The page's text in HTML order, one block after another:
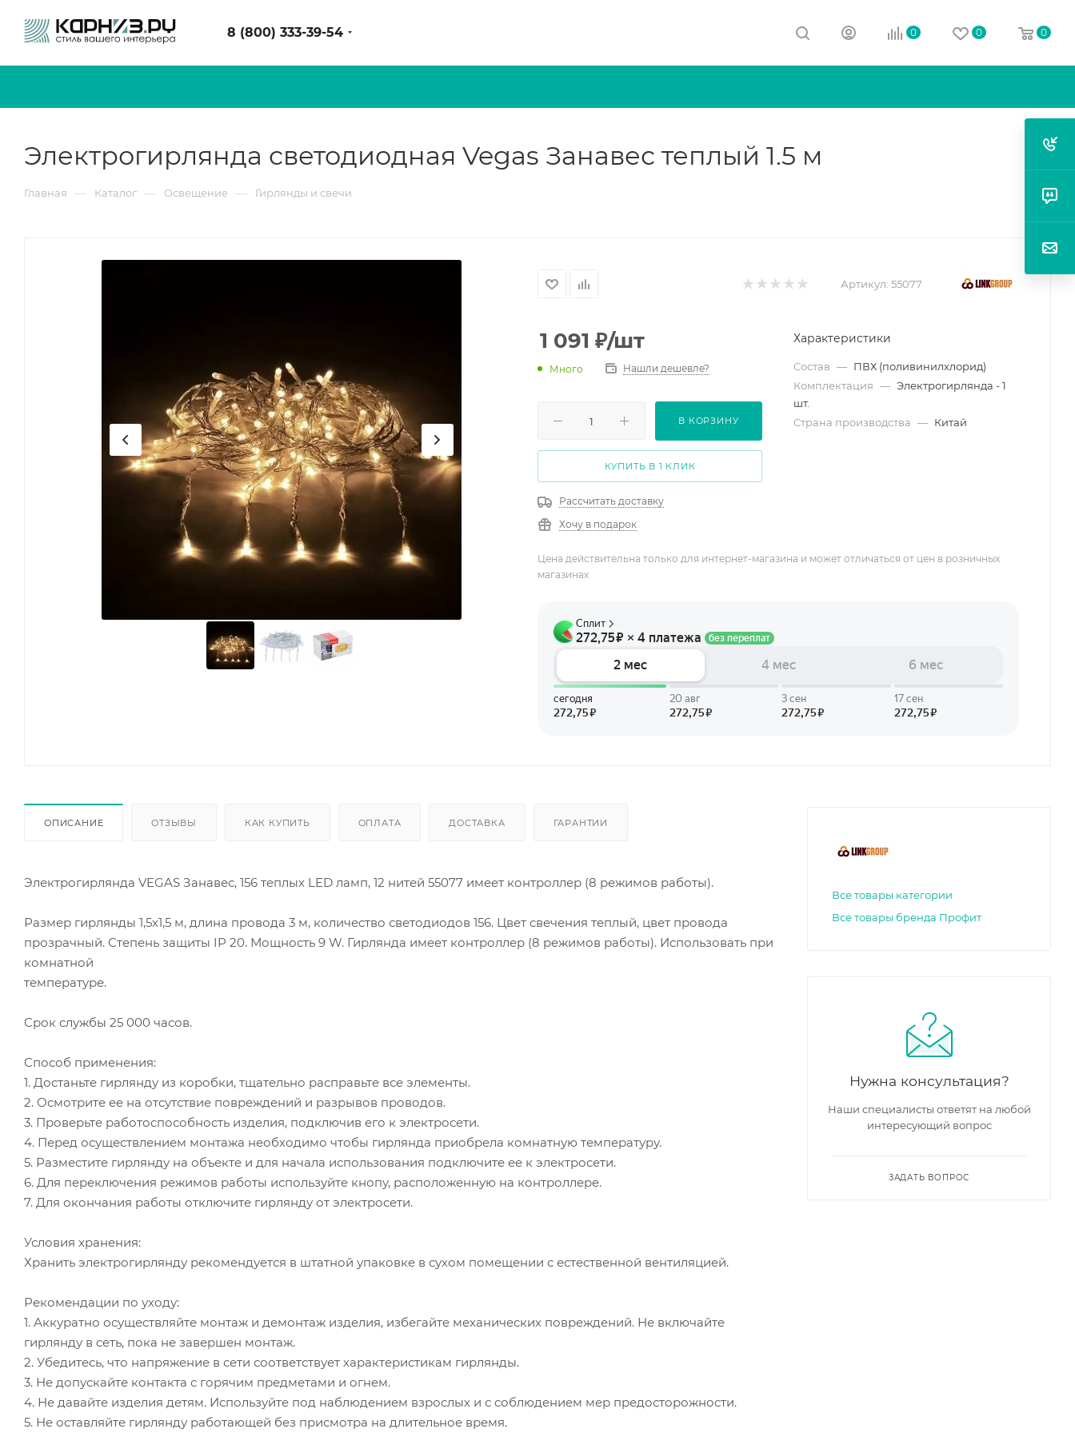
8 (800) 333-39-54 0 0 0
Электрогирлянда светодиодная Vegas Занавес теплый 1.5 м
Главная — Каталог — Освещение — Гирлянды и свечи
Артикул: 55077
1 091 ₽/шт
Много Нашли дешевле?
В КОРЗИНУ
КУПИТЬ В 1 КЛИК
Рассчитать доставку
Хочу в подарок
Характеристики
Состав — ПВХ (поливинилхлорид)
Комплектация — Электрогирлянда - 1
шт.
Страна производства — Китай
Цена действительна только для интернет-магазина и может отличаться от цен в розничных
магазинах
ОПИСАНИЕ ОТЗЫВЫ КАК КУПИТЬ ОПЛАТА ДОСТАВКА ГАРАНТИИ
Электрогирлянда VEGAS Занавес, 156 теплых LED ламп, 12 нитей 55077 имеет контроллер (8 режимов работы).
Размер гирлянды 1,5х1,5 м, длина провода 3 м, количество светодиодов 156. Цвет свечения теплый, цвет провода
прозрачный. Степень защиты IP 20. Мощность 9 W. Гирлянда имеет контроллер (8 режимов работы). Использовать при
комнатной
температуре.
Срок службы 25 000 часов.
Способ применения:
1. Достаньте гирлянду из коробки, тщательно расправьте все элементы.
2. Осмотрите ее на отсутствие повреждений и разрывов проводов.
3. Проверьте работоспособность изделия, подключив его к электросети.
4. Перед осуществлением монтажа необходимо чтобы гирлянда приобрела комнатную температуру.
5. Разместите гирлянду на объекте и для начала использования подключите ее к электросети.
6. Для переключения режимов работы используйте кнопу, расположенную на контроллере.
7. Для окончания работы отключите гирлянду от электросети.
Условия хранения:
Хранить электрогирлянду рекомендуется в штатной упаковке в сухом помещении с естественной вентиляцией.
Рекомендации по уходу:
1. Аккуратно осуществляйте монтаж и демонтаж изделия, избегайте механических повреждений. Не включайте
гирлянду в сеть, пока не завершен монтаж.
2. Убедитесь, что напряжение в сети соответствует характеристикам гирлянды.
3. Не допускайте контакта с горячим предметами и огнем.
4. Не давайте изделия детям. Используйте под наблюдением взрослых и с соблюдением мер предосторожности.
5. Не оставляйте гирлянду работающей без присмотра на длительное время.
Все товары категории
Все товары бренда Профит
Нужна консультация?
Наши специалисты ответят на любой
интересующий вопрос
ЗАДАТЬ ВОПРОС